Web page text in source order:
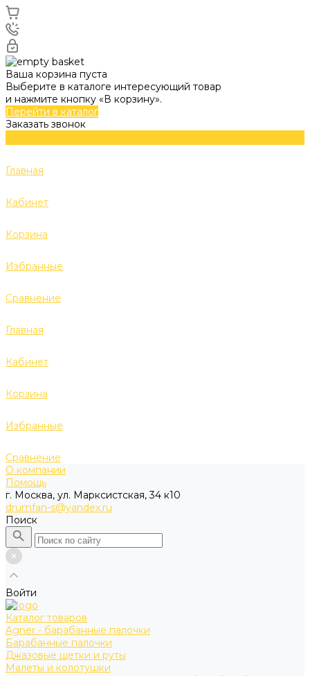
Ваша корзина пуста
Выберите в каталоге интересующий товар
и нажмите кнопку «В корзину».
Перейти в каталог
Заказать звонок
Главная
Кабинет
Корзина
Избранные
Сравнение
Главная
Кабинет
Корзина
Избранные
Сравнение
О компании
Помощь
г. Москва, ул. Марксистская, 34 к10
drumfan-s@yandex.ru
Поиск
Войти
Каталог товаров
Agner - барабанные палочки
Барабанные палочки
Джазовые щетки и руты
Малеты и колотушки